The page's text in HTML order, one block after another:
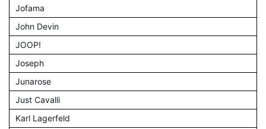
Jofama
John Devin
JOOP!
Joseph
Junarose
Just Cavalli
Karl Lagerfeld